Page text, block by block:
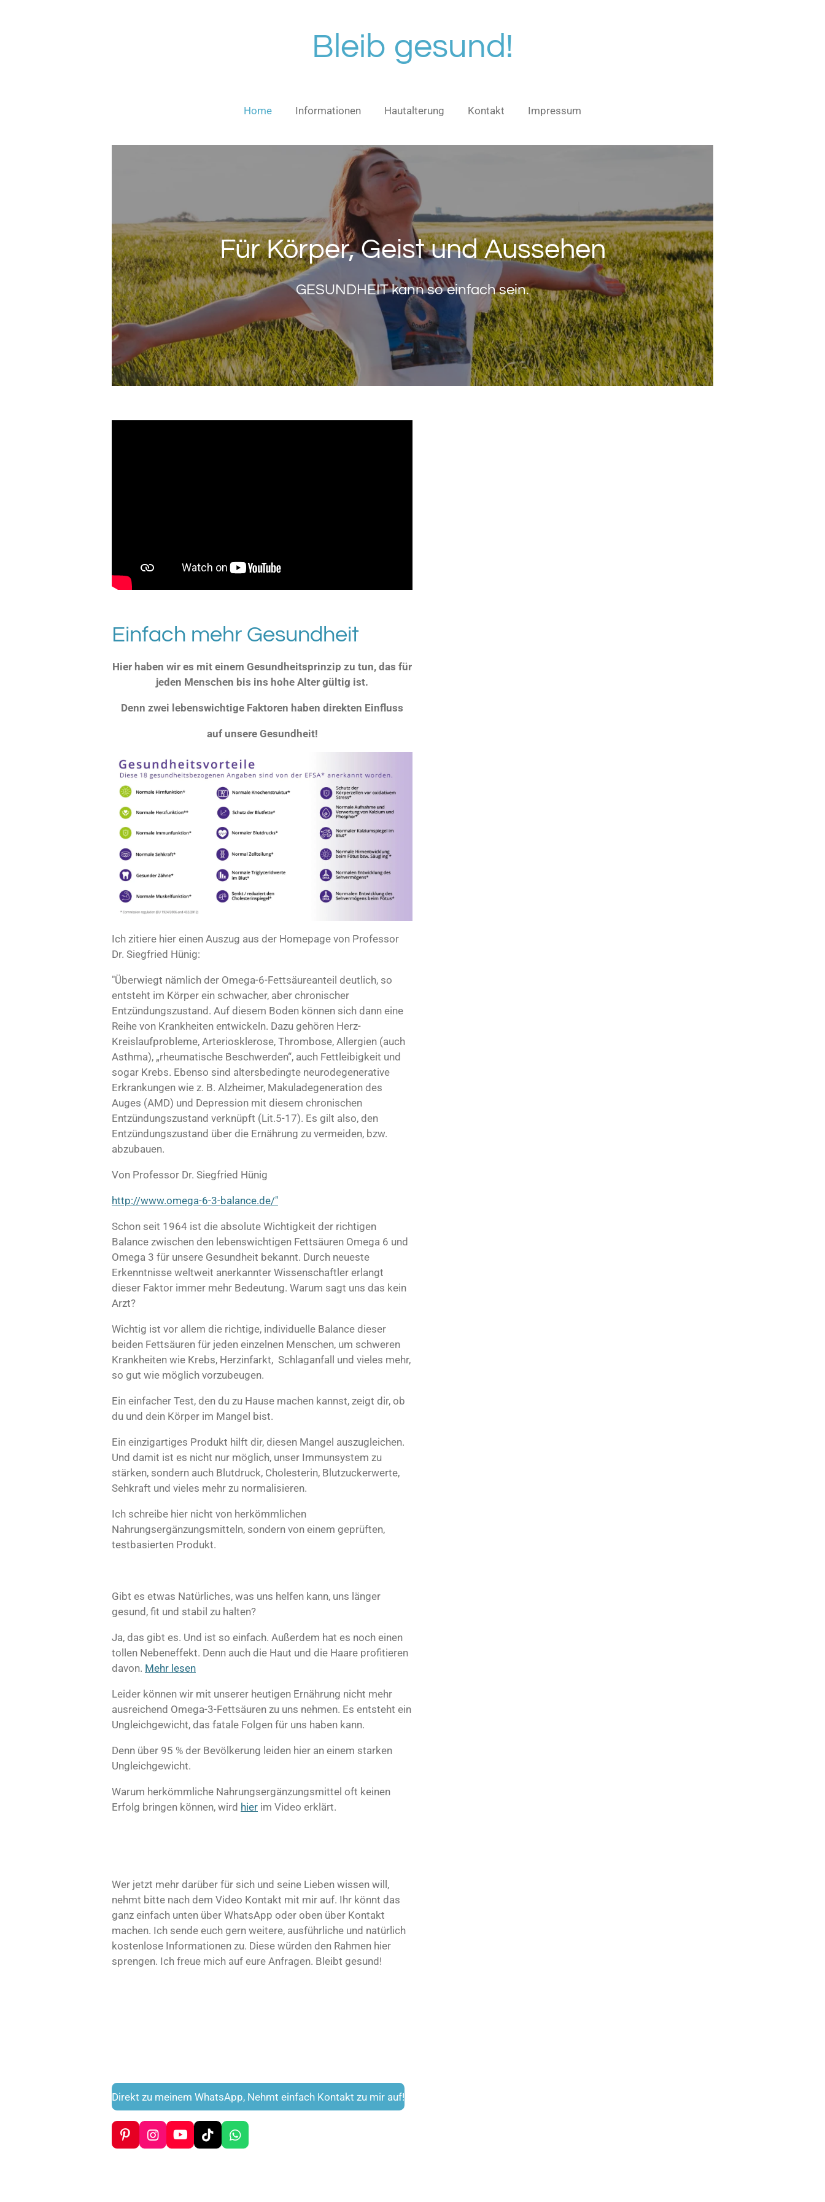
Bleib gesund!
Home Informationen Hautalterung Kontakt Impressum
Für Körper, Geist und Aussehen
GESUNDHEIT kann so einfach sein.
Einfach mehr Gesundheit
Hier haben wir es mit einem Gesundheitsprinzip zu tun, das für
jeden Menschen bis ins hohe Alter gültig ist.
Denn zwei lebenswichtige Faktoren haben direkten Einfluss
auf unsere Gesundheit!
Ich zitiere hier einen Auszug aus der Homepage von Professor
Dr. Siegfried Hünig:
"Überwiegt nämlich der Omega-6-Fettsäureanteil deutlich, so
entsteht im Körper ein schwacher, aber chronischer
Entzündungszustand. Auf diesem Boden können sich dann eine
Reihe von Krankheiten entwickeln. Dazu gehören Herz-
Kreislaufprobleme, Arteriosklerose, Thrombose, Allergien (auch
Asthma), „rheumatische Beschwerden“, auch Fettleibigkeit und
sogar Krebs. Ebenso sind altersbedingte neurodegenerative
Erkrankungen wie z. B. Alzheimer, Makuladegeneration des
Auges (AMD) und Depression mit diesem chronischen
Entzündungszustand verknüpft (Lit.5-17). Es gilt also, den
Entzündungszustand über die Ernährung zu vermeiden, bzw.
abzubauen.
Von Professor Dr. Siegfried Hünig
http://www.omega-6-3-balance.de/"
Schon seit 1964 ist die absolute Wichtigkeit der richtigen
Balance zwischen den lebenswichtigen Fettsäuren Omega 6 und
Omega 3 für unsere Gesundheit bekannt. Durch neueste
Erkenntnisse weltweit anerkannter Wissenschaftler erlangt
dieser Faktor immer mehr Bedeutung. Warum sagt uns das kein
Arzt?
Wichtig ist vor allem die richtige, individuelle Balance dieser
beiden Fettsäuren für jeden einzelnen Menschen, um schweren
Krankheiten wie Krebs, Herzinfarkt, Schlaganfall und vieles mehr,
so gut wie möglich vorzubeugen.
Ein einfacher Test, den du zu Hause machen kannst, zeigt dir, ob
du und dein Körper im Mangel bist.
Ein einzigartiges Produkt hilft dir, diesen Mangel auszugleichen.
Und damit ist es nicht nur möglich, unser Immunsystem zu
stärken, sondern auch Blutdruck, Cholesterin, Blutzuckerwerte,
Sehkraft und vieles mehr zu normalisieren.
Ich schreibe hier nicht von herkömmlichen
Nahrungsergänzungsmitteln, sondern von einem geprüften,
testbasierten Produkt.
Gibt es etwas Natürliches, was uns helfen kann, uns länger
gesund, fit und stabil zu halten?
Ja, das gibt es. Und ist so einfach. Außerdem hat es noch einen
tollen Nebeneffekt. Denn auch die Haut und die Haare profitieren
davon. Mehr lesen
Leider können wir mit unserer heutigen Ernährung nicht mehr
ausreichend Omega-3-Fettsäuren zu uns nehmen. Es entsteht ein
Ungleichgewicht, das fatale Folgen für uns haben kann.
Denn über 95 % der Bevölkerung leiden hier an einem starken
Ungleichgewicht.
Warum herkömmliche Nahrungsergänzungsmittel oft keinen
Erfolg bringen können, wird hier im Video erklärt.
Wer jetzt mehr darüber für sich und seine Lieben wissen will,
nehmt bitte nach dem Video Kontakt mit mir auf. Ihr könnt das
ganz einfach unten über WhatsApp oder oben über Kontakt
machen. Ich sende euch gern weitere, ausführliche und natürlich
kostenlose Informationen zu. Diese würden den Rahmen hier
sprengen. Ich freue mich auf eure Anfragen. Bleibt gesund!
Direkt zu meinem WhatsApp, Nehmt einfach Kontakt zu mir auf!
P
i
I
n
Y
o
T
i
W
h